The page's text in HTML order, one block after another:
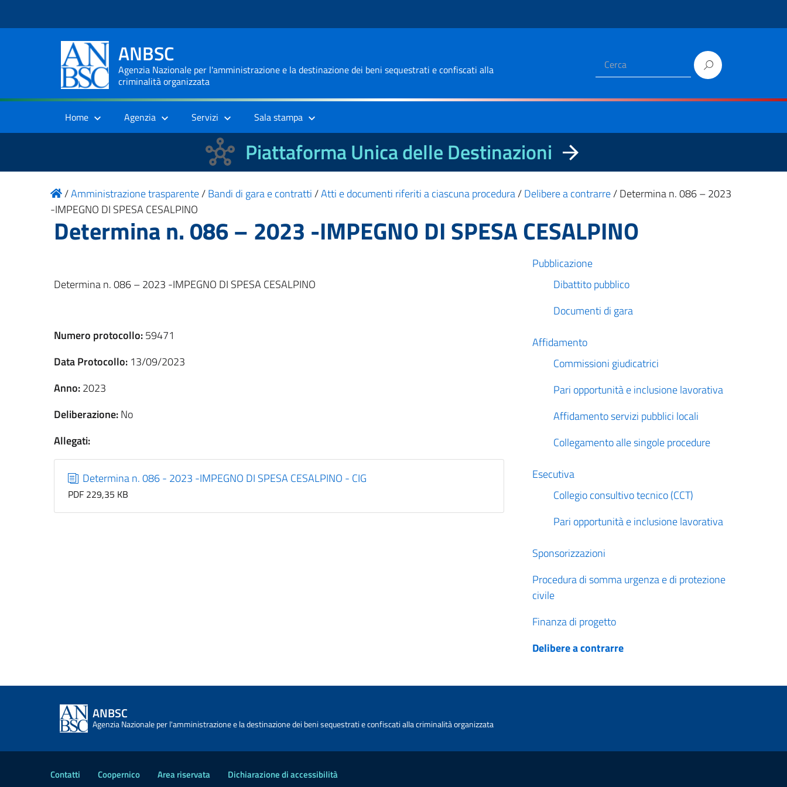
ANBSC
Agenzia Nazionale per l'amministrazione e la destinazione dei beni sequestrati e confiscati alla
criminalità organizzata
Home Agenzia Servizi Sala stampa
Piattaforma Unica delle Destinazioni
/Amministrazione trasparente/Bandi di gara e contratti/Atti e documenti riferiti a ciascuna procedura/Delibere a contrarre/Determina n. 086 – 2023
-IMPEGNO DI SPESA CESALPINO
Determina n. 086 – 2023 -IMPEGNO DI SPESA CESALPINO
Determina n. 086 – 2023 -IMPEGNO DI SPESA CESALPINO
Numero protocollo:59471
Data Protocollo: 13/09/2023
Anno:2023
Deliberazione:No
Allegati:
Determina n. 086 - 2023 -IMPEGNO DI SPESA CESALPINO - CIG
PDF 229,35 KB
Pubblicazione
Dibattito pubblico
Documenti di gara
Affidamento
Commissioni giudicatrici
Pari opportunità e inclusione lavorativa
Affidamento servizi pubblici locali
Collegamento alle singole procedure
Esecutiva
Collegio consultivo tecnico (CCT)
Pari opportunità e inclusione lavorativa
Sponsorizzazioni
Procedura di somma urgenza e di protezione
civile
Finanza di progetto
Delibere a contrarre
ANBSC
Agenzia Nazionale per l'amministrazione e la destinazione dei beni sequestrati e confiscati alla criminalità organizzata
Contatti Coopernico Area riservata Dichiarazione di accessibilità